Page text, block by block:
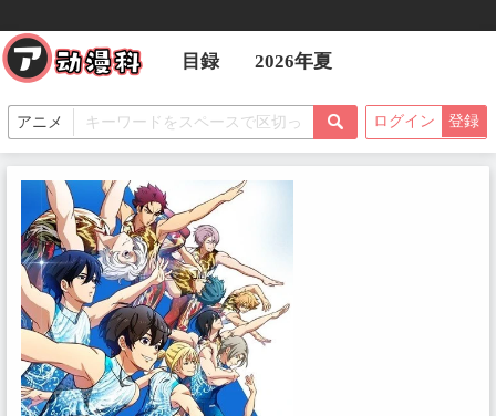
目録 2026年夏
ログイン 登録